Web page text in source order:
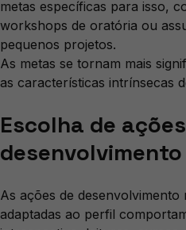
metas específicas para isso,
workshops de oratória ou
pequenos projetos.
As metas se tornam mais
as características intrínsecas
Escolha de
As ações de desenvolvimento
adaptadas ao perfil